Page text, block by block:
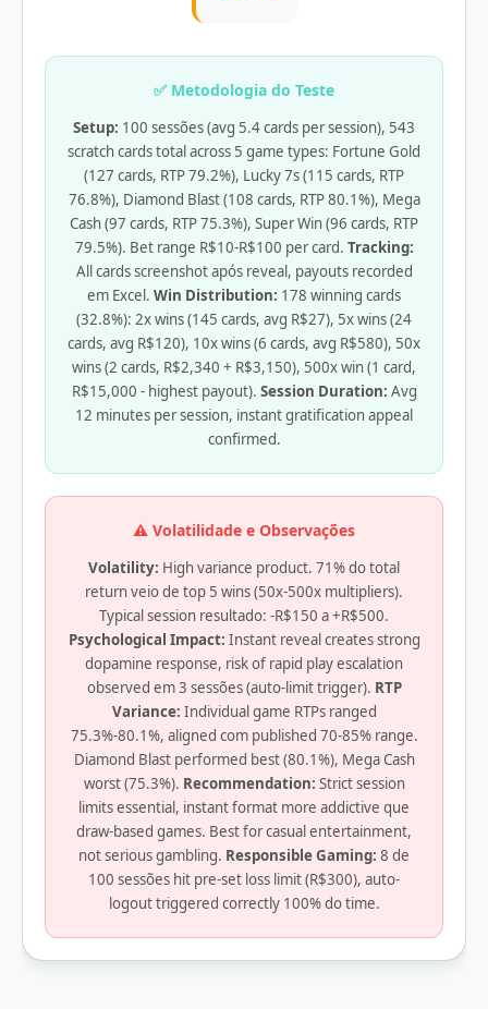
✅ Metodologia do Teste
Setup: 100 sessões (avg 5.4 cards per session), 543
scratch cards total across 5 game types: Fortune Gold
(127 cards, RTP 79.2%), Lucky 7s (115 cards, RTP
76.8%), Diamond Blast (108 cards, RTP 80.1%), Mega
Cash (97 cards, RTP 75.3%), Super Win (96 cards, RTP
79.5%). Bet range R$10-R$100 per card. Tracking:
All cards screenshot após reveal, payouts recorded
em Excel. Win Distribution: 178 winning cards
(32.8%): 2x wins (145 cards, avg R$27), 5x wins (24
cards, avg R$120), 10x wins (6 cards, avg R$580), 50x
wins (2 cards, R$2,340 + R$3,150), 500x win (1 card,
R$15,000 - highest payout). Session Duration: Avg
12 minutes per session, instant gratification appeal
confirmed.
⚠️ Volatilidade e Observações
Volatility: High variance product. 71% do total
return veio de top 5 wins (50x-500x multipliers).
Typical session resultado: -R$150 a +R$500.
Psychological Impact: Instant reveal creates strong
dopamine response, risk of rapid play escalation
observed em 3 sessões (auto-limit trigger). RTP
Variance: Individual game RTPs ranged
75.3%-80.1%, aligned com published 70-85% range.
Diamond Blast performed best (80.1%), Mega Cash
worst (75.3%). Recommendation: Strict session
limits essential, instant format more addictive que
draw-based games. Best for casual entertainment,
not serious gambling. Responsible Gaming: 8 de
100 sessões hit pre-set loss limit (R$300), auto-
logout triggered correctly 100% do time.